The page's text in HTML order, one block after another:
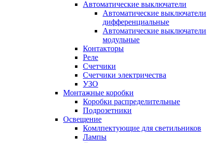
Автоматические выключатели
Автоматические выключатели
дифференциальные
Автоматические выключатели
модульные
Контакторы
Реле
Счетчики
Счетчики электричества
УЗО
Монтажные коробки
Коробки распределительные
Подрозетники
Освещение
Комлпектующие для светильников
Лампы